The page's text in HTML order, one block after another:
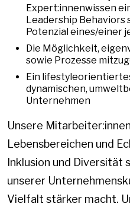
Expert:innenwissen
Leadership Behaviors
Potenzial eines/einer
Die Möglichkeit,
sowie Prozesse
Ein
dynamischen,
Unternehmen
Unsere
Lebensbereichen und
Inklusion und Diversität
unserer
Vielfalt stärker macht.